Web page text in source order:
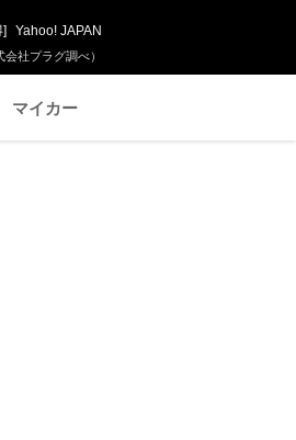
社プラグ調べ）
] Yahoo! JAPAN
マイカー